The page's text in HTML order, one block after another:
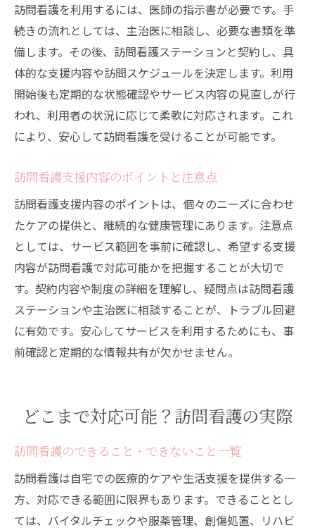
訪問看護で家族が受けられるサポート内容
訪問看護の支援内容が家族の負担を軽減
訪問看護サービスで家族の相談もサポート
訪問看護による家族向け心理的支援の実際
訪問看護のサポートで安心できる在宅生活
訪問看護を利用するには、医師の指示書が必要です。手
続きの流れとしては、主治医に相談し、必要な書類を準
備します。その後、訪問看護ステーションと契約し、具
体的な支援内容や訪問スケジュールを決定します。利用
開始後も定期的な状態確認やサービス内容の見直しが行
われ、利用者の状況に応じて柔軟に対応されます。これ
により、安心して訪問看護を受けることが可能です。
訪問看護支援内容のポイントと注意点
訪問看護支援内容のポイントは、個々のニーズに合わせ
たケアの提供と、継続的な健康管理にあります。注意点
としては、サービス範囲を事前に確認し、希望する支援
内容が訪問看護で対応可能かを把握することが大切で
す。契約内容や制度の詳細を理解し、疑問点は訪問看護
ステーションや主治医に相談することが、トラブル回避
に有効です。安心してサービスを利用するためにも、事
前確認と定期的な情報共有が欠かせません。
どこまで対応可能？訪問看護の実際
訪問看護のできること・できないこと一覧
訪問看護は自宅での医療的ケアや生活支援を提供する一
方、対応できる範囲に限界もあります。できることとし
ては、バイタルチェックや服薬管理、創傷処置、リハビ